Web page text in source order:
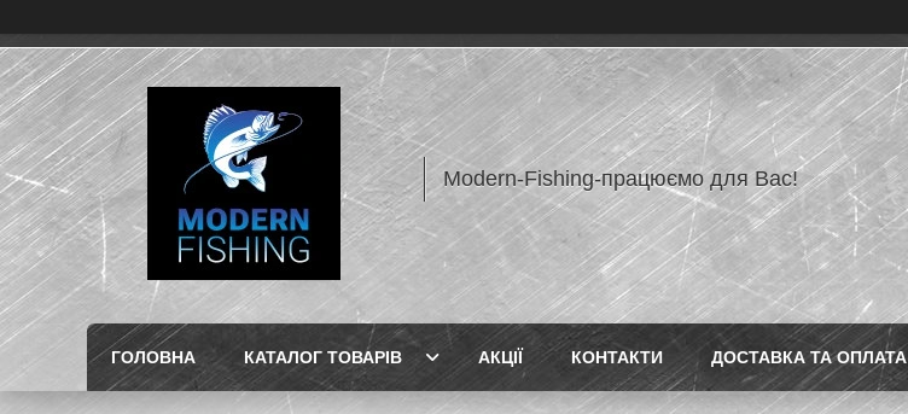
Modern-Fishing-працюємо для Вас!
ГОЛОВНА КАТАЛОГ ТОВАРІВ АКЦІЇ КОНТАКТИ ДОСТАВКА ТА ОПЛАТА